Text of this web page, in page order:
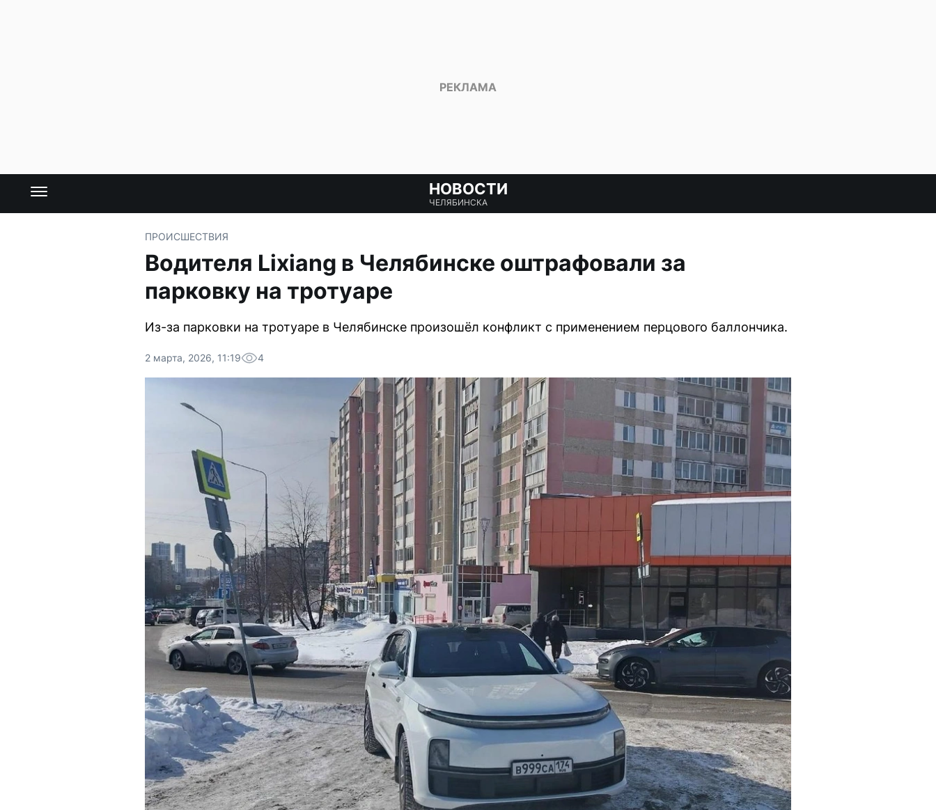
НОВОСТИ
ЧЕЛЯБИНСКА
ПРОИСШЕСТВИЯ
Водителя Lixiang в Челябинске оштрафовали за
парковку на тротуаре
Из-за парковки на тротуаре в Челябинске произошёл конфликт с применением перцового баллончика.
2 марта, 2026, 11:19 4